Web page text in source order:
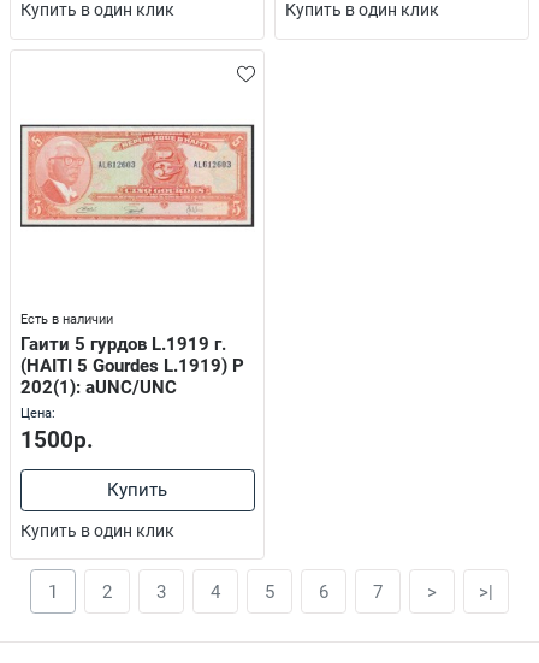
Купить в один клик Купить в один клик
Есть в наличии
Гаити 5 гурдов L.1919 г.
(HAITI 5 Gourdes L.1919) P
202(1): aUNC/UNC
Цена:
1500р.
Купить
Купить в один клик
1 2 3 4 5 6 7 > >|